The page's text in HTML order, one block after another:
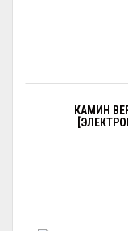
КАМИН